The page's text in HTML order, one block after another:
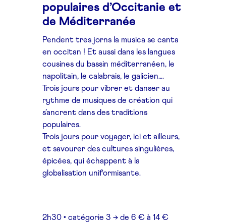
populaires d’Occitanie et
de Méditerranée
Pendent tres jorns la musica se canta
en occitan ! Et aussi dans les langues
cousines du bassin méditerranéen, le
napolitain, le calabrais, le galicien….
Trois jours pour vibrer et danser au
rythme de musiques de création qui
s’ancrent dans des traditions
populaires.
Trois jours pour voyager, ici et ailleurs,
et savourer des cultures singulières,
épicées, qui échappent à la
globalisation uniformisante.
2h30 • catégorie 3 → de 6 € à 14 €